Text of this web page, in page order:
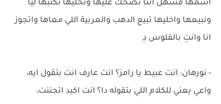
اسمها فسهل اننا نضحك عليها ونخليها تكتبها ليا
ونبيعها واخليها تبيع الدهب والعربية اللي معاها واتجوز
انا وانتِ بالفلوس دِ
- نورهان: انت عبيط يا رامز؟ انت عارف انت بتقول ايه،
واعي يعني للكلام اللي بتقوله دا؟ انت اكيد اتجننت،